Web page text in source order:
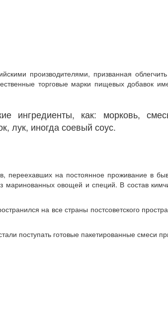
производителями, призванная
торговые марки пищевых добавок
ингредиенты, как: морковь,
лук, иногда соевый соус.
переехавших на постоянное проживание в
овощей и специй. В состав
на все страны постсоветского
поступать готовые пакетированные смеси